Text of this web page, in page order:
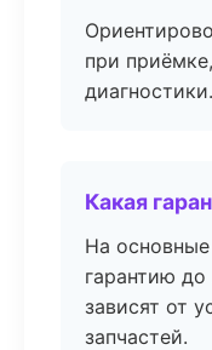
при
диагностики.
Какая
На
гарантию
зависят от
запчастей.